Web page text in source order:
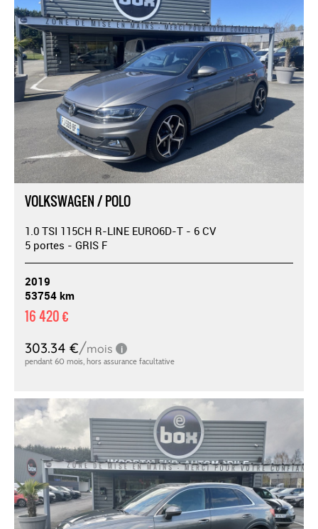
VOLKSWAGEN / POLO
1.0 TSI 115CH R-LINE EURO6D-T - 6 CV
5 portes - GRIS F
2019
53754 km
16 420 €